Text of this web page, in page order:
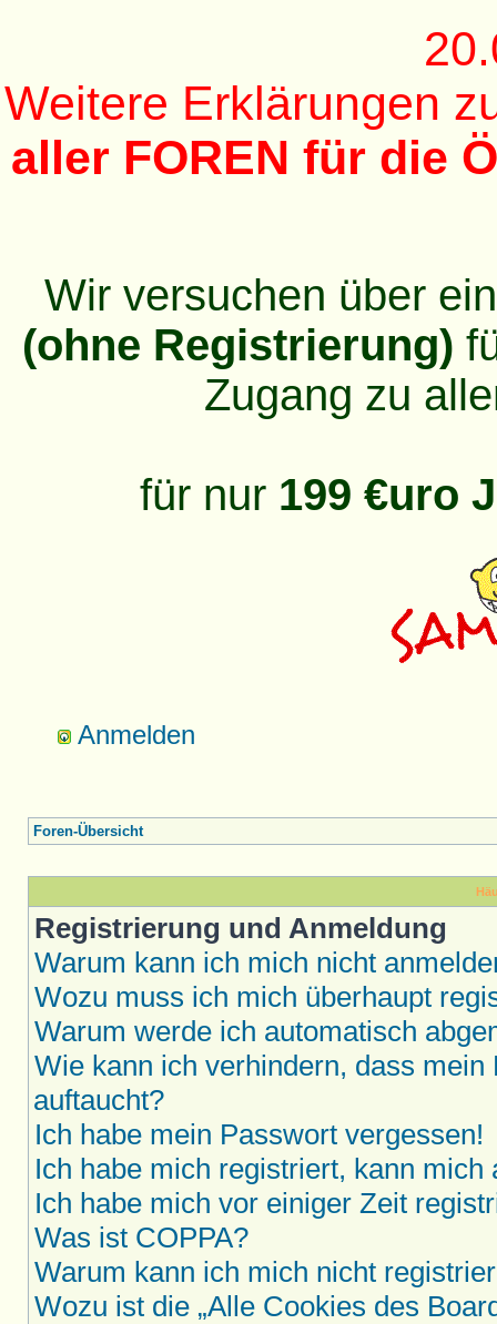
Weitere Erklärungen
aller FOREN für die
Wir versuchen über
(ohne Registrierung)
Zugang zu
für nur 199 €uro
Anmelden
Foren-Übersicht
Registrierung und Anmeldung
Warum kann ich mich nicht
Wozu muss ich mich überhaupt
Warum werde ich automatisch
Wie kann ich verhindern, dass
auftaucht?
Ich habe mein Passwort vergessen!
Ich habe mich registriert, kann mich
Ich habe mich vor einiger Zeit
Was ist COPPA?
Warum kann ich mich nicht
Wozu ist die „Alle Cookies des